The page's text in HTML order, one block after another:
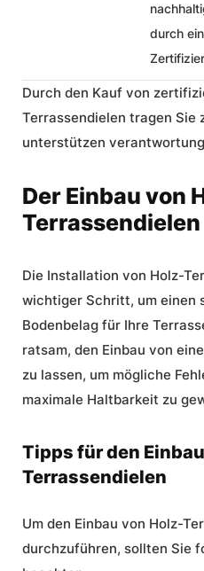
durch
Durch den Kauf von
Terrassendielen tragen Sie
unterstützen
Der Einbau von
Terrassendielen
Die Installation von Holz-
wichtiger Schritt, um einen
Bodenbelag für Ihre
ratsam, den Einbau von
zu lassen, um mögliche
maximale Haltbarkeit zu
Tipps für den
Terrassendielen
Um den Einbau von Holz-
durchzuführen, sollten Sie